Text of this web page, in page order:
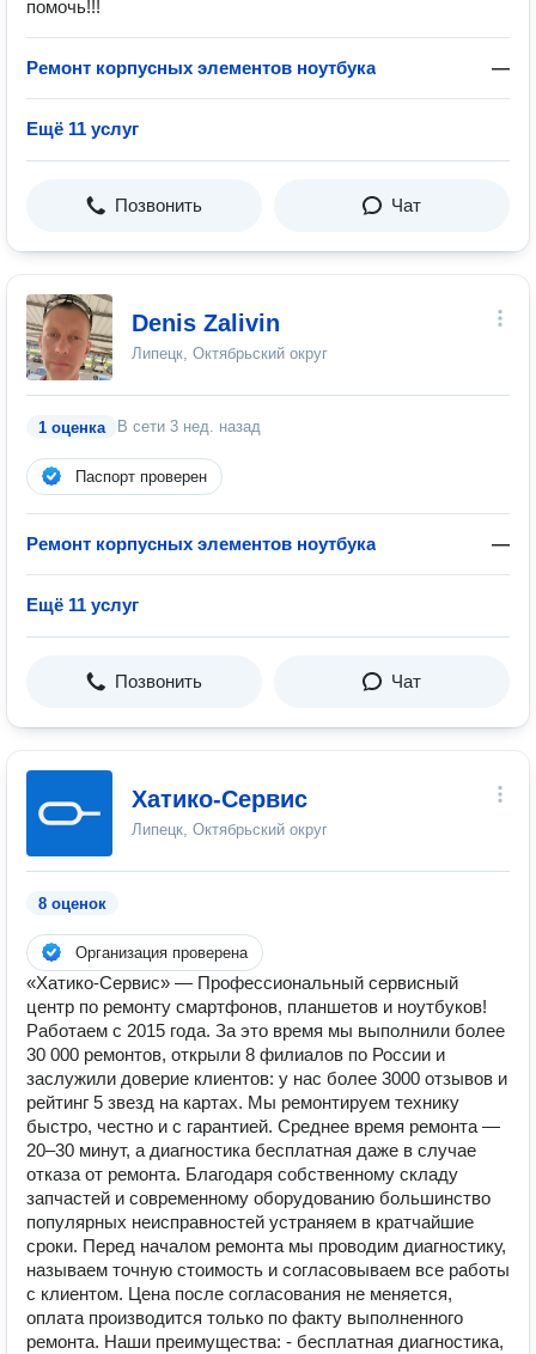
помочь!!!
Ремонт корпусных элементов ноутбука —
Ещё 11 услуг
Позвонить Чат
Denis Zalivin
Липецк, Октябрьский округ
1 оценка В сети 3 нед. назад
Паспорт проверен
Ремонт корпусных элементов ноутбука —
Ещё 11 услуг
Позвонить Чат
Хатико-Сервис
Липецк, Октябрьский округ
8 оценок
Организация проверена
«Хатико-Сервис» — Профессиональный сервисный
центр по ремонту смартфонов, планшетов и ноутбуков!
Работаем с 2015 года. За это время мы выполнили более
30 000 ремонтов, открыли 8 филиалов по России и
заслужили доверие клиентов: у нас более 3000 отзывов и
рейтинг 5 звезд на картах. Мы ремонтируем технику
быстро, честно и с гарантией. Среднее время ремонта —
20–30 минут, а диагностика бесплатная даже в случае
отказа от ремонта. Благодаря собственному складу
запчастей и современному оборудованию большинство
популярных неисправностей устраняем в кратчайшие
сроки. Перед началом ремонта мы проводим диагностику,
называем точную стоимость и согласовываем все работы
с клиентом. Цена после согласования не меняется,
оплата производится только по факту выполненного
ремонта. Наши преимущества: - бесплатная диагностика,